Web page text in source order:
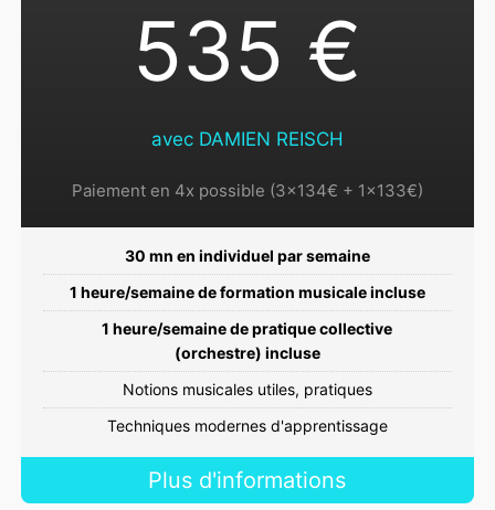
535 €
avec DAMIEN REISCH
Paiement en 4x possible (3x134€ + 1x133€)
30 mn en individuel par semaine
1 heure/semaine de formation musicale incluse
1 heure/semaine de pratique collective
(orchestre) incluse
Notions musicales utiles, pratiques
Techniques modernes d'apprentissage
Plus d'informations